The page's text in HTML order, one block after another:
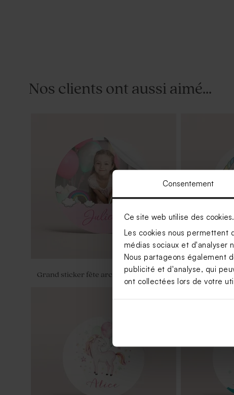
Consentement
Ce site web utilise des cookies.
Les cookies nous permettent
médias sociaux et d'analyser
Nous partageons également
publicité et d'analyse, qui
ont collectées lors de votre
Bonbon soucoupe acidulé fête 125 gr
(± 96 ex)
Nos clients ont aussi aimé...
Grand sticker fête arc-en-ciel licorne Sticker fête